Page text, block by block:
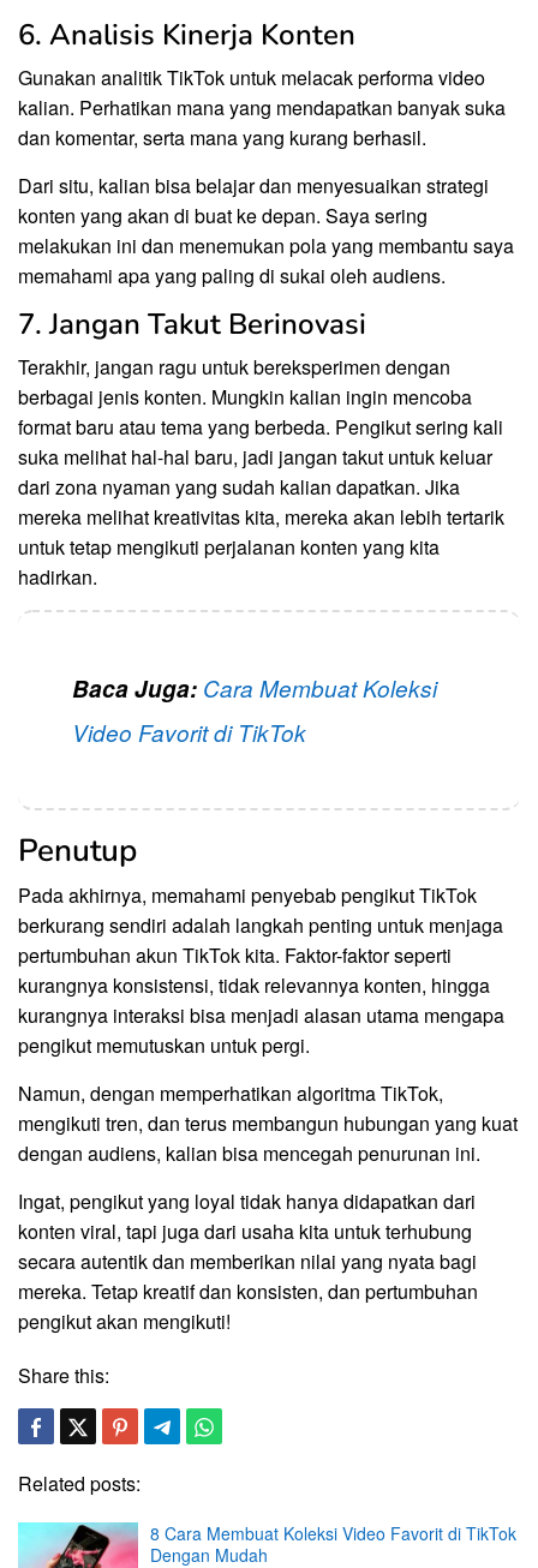
6. Analisis Kinerja Konten
Gunakan analitik TikTok untuk melacak performa video
kalian. Perhatikan mana yang mendapatkan banyak suka
dan komentar, serta mana yang kurang berhasil.
Dari situ, kalian bisa belajar dan menyesuaikan strategi
konten yang akan di buat ke depan. Saya sering
melakukan ini dan menemukan pola yang membantu saya
memahami apa yang paling di sukai oleh audiens.
7. Jangan Takut Berinovasi
Terakhir, jangan ragu untuk bereksperimen dengan
berbagai jenis konten. Mungkin kalian ingin mencoba
format baru atau tema yang berbeda. Pengikut sering kali
suka melihat hal-hal baru, jadi jangan takut untuk keluar
dari zona nyaman yang sudah kalian dapatkan. Jika
mereka melihat kreativitas kita, mereka akan lebih tertarik
untuk tetap mengikuti perjalanan konten yang kita
hadirkan.
Baca Juga: Cara Membuat Koleksi
Video Favorit di TikTok
Penutup
Pada akhirnya, memahami penyebab pengikut TikTok
berkurang sendiri adalah langkah penting untuk menjaga
pertumbuhan akun TikTok kita. Faktor-faktor seperti
kurangnya konsistensi, tidak relevannya konten, hingga
kurangnya interaksi bisa menjadi alasan utama mengapa
pengikut memutuskan untuk pergi.
Namun, dengan memperhatikan algoritma TikTok,
mengikuti tren, dan terus membangun hubungan yang kuat
dengan audiens, kalian bisa mencegah penurunan ini.
Ingat, pengikut yang loyal tidak hanya didapatkan dari
konten viral, tapi juga dari usaha kita untuk terhubung
secara autentik dan memberikan nilai yang nyata bagi
mereka. Tetap kreatif dan konsisten, dan pertumbuhan
pengikut akan mengikuti!
Share this:
Related posts:
8 Cara Membuat Koleksi Video Favorit di TikTok
Dengan Mudah